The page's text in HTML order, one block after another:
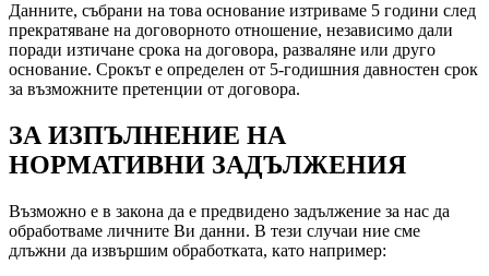
Данните, събрани на това основание изтриваме 5 години след
прекратяване на договорното отношение, независимо дали
поради изтичане срока на договора, разваляне или друго
основание. Срокът е определен от 5-годишния давностен срок
за възможните претенции от договора.
ЗА ИЗПЪЛНЕНИЕ НА
НОРМАТИВНИ ЗАДЪЛЖЕНИЯ
Възможно е в закона да е предвидено задължение за нас да
обработваме личните Ви данни. В тези случаи ние сме
длъжни да извършим обработката, като например: